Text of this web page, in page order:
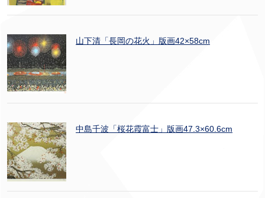
山下清「長岡の花火」版画42×58cm
中島千波「桜花霞富士」版画47.3×60.6cm